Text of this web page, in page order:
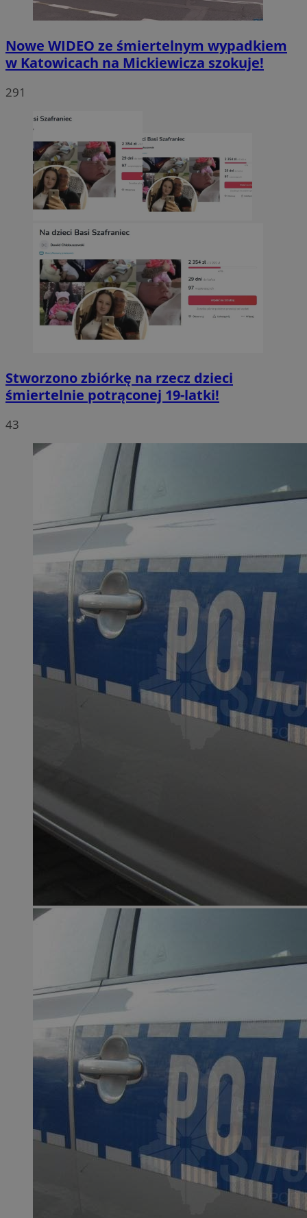
Nowe WIDEO ze śmiertelnym wypadkiem
w Katowicach na Mickiewicza szokuje!
291
Stworzono zbiórkę na rzecz dzieci
śmiertelnie potrąconej 19-latki!
43